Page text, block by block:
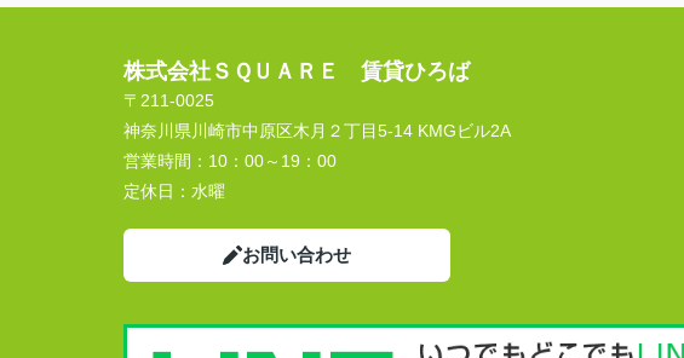
株式会社ＳＱＵＡＲＥ 賃貸ひろば
〒211-0025
神奈川県川崎市中原区木月２丁目5-14 KMGビル2A
営業時間： 10：00～19：00
定休日： 水曜
お問い合わせ